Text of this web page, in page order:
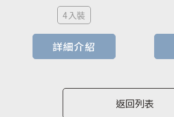
4入裝
詳細介紹
返回列表